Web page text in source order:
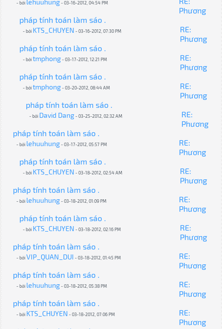
- bởi lehuuhung- 03-16-2012, 04:54 PM
Phương
pháp tính toán làm sáo .
- bởi KTS_CHUYEN - 03-16-2012, 07:30 PM
RE:
Phương
pháp tính toán làm sáo .
- bởitmphong- 03-17-2012, 12:21 PM
RE:
Phương
pháp tính toán làm sáo .
- bởitmphong- 03-20-2012, 08:44 AM
RE:
Phương
pháp tính toán làm sáo .
- bởi David Dang- 03-25-2012, 02:32 AM
RE:
Phương
pháp tính toán làm sáo .
- bởi lehuuhung- 03-17-2012, 05:57 PM
RE:
Phương
pháp tính toán làm sáo .
- bởi KTS_CHUYEN - 03-18-2012, 02:54 AM
RE:
Phương
pháp tính toán làm sáo .
- bởi lehuuhung- 03-18-2012, 01:09 PM
RE:
Phương
pháp tính toán làm sáo .
- bởi KTS_CHUYEN - 03-18-2012, 02:16 PM
RE:
Phương
pháp tính toán làm sáo .
- bởiVIP_QUAN_DUI - 03-18-2012, 01:45 PM
RE:
Phương
pháp tính toán làm sáo .
- bởi lehuuhung- 03-18-2012, 05:38 PM
RE:
Phương
pháp tính toán làm sáo .
- bởi KTS_CHUYEN - 03-18-2012, 07:06 PM
RE:
Phương